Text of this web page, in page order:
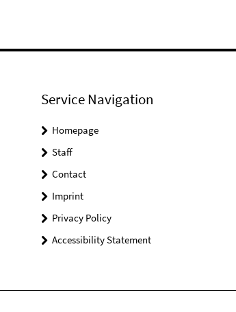
Service Navigation
Homepage
Staff
Contact
Imprint
Privacy Policy
Accessibility Statement